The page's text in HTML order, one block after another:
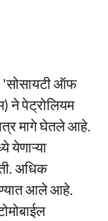
'सोसायटी ऑफ
ने पेट्रोलियम
मागे घेतले आहे.
येणाऱ्या
अधिक
आले आहे.